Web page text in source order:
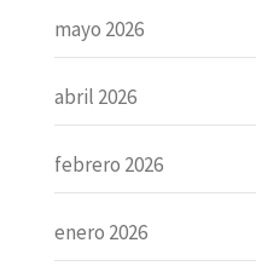
mayo 2026
abril 2026
febrero 2026
enero 2026